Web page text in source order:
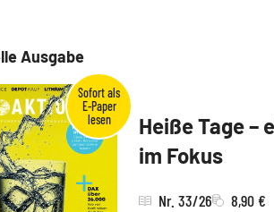
Ausgabe
Heiße Tage –
im Fokus
Nr. 33/26 8,90 €